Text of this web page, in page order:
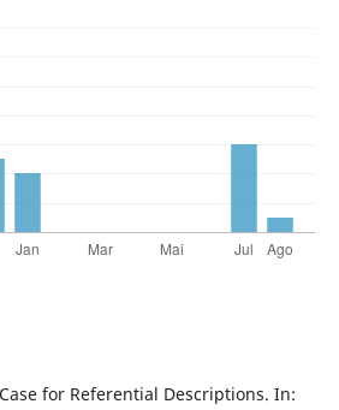
for Referential Descriptions. In: